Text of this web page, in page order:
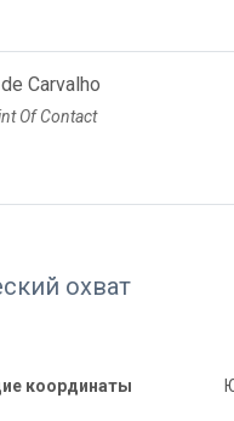
Carvalho
Of Contact
охват
координаты